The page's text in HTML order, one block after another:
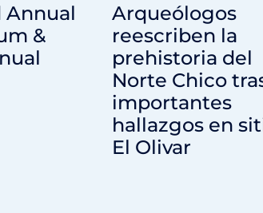
Annual
&
Arqueólogos
reescriben la
prehistoria del
Norte Chico
importantes
hallazgos en
El Olivar